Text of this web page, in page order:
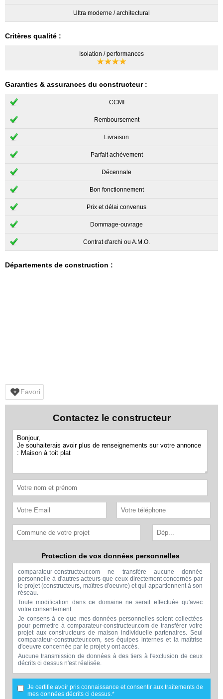
Ultra moderne / architectural
Critères qualité :
Isolation / performances
Garanties & assurances du constructeur :
CCMI
Remboursement
Livraison
Parfait achèvement
Décennale
Bon fonctionnement
Prix et délai convenus
Dommage-ouvrage
Contrat d'archi ou A.M.O.
Départements de construction :
Favori
Contactez le constructeur
Protection de vos données personnelles
comparateur-constructeur.com ne transfère aucune donnée
personnelle à d'autres acteurs que ceux directement concernés par
le projet (constructeurs, maîtres d'oeuvre) et qui appartiennent à son
réseau.
Toute modification dans ce domaine ne serait effectuée qu'avec
votre consentement.
Je consens à ce que mes données personnelles soient collectées
pour permettre à comparateur-constructeur.com de transférer votre
projet aux constructeurs de maison individuelle partenaires. Seul
comparateur-constructeur.com, ses équipes internes et la maîtrise
d'oeuvre concernée par le projet y ont accès.
Aucune transmission de données à des tiers à l'exclusion de ceux
décrits ci dessus n'est réalisée.
Mes données téléphoniques seront uniquement utilisées par
comparateur-constructeur.com et la maîtrise d'ouvrage concernée
par votre projet dans le cadre de la qualification et du suivi de mon
projet.
Je certifie avoir pris connaissance et consentir aux traitements de
mes données décrits ci dessus.*